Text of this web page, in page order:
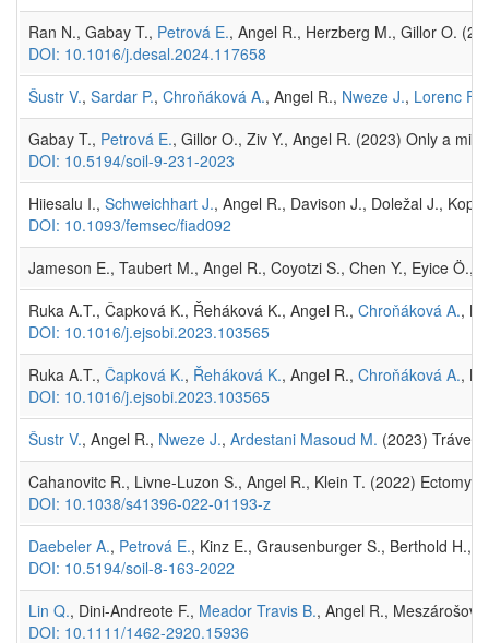
Ran N., Gabay T., Petrová E., Angel R., Herzberg M., Gillor O.
DOI: 10.1016/j.desal.2024.117658
Šustr V., Sardar P., Chroňáková A., Angel R., Nweze J., Lorenc F.
Gabay T., Petrová E., Gillor O., Ziv Y., Angel R. (2023) Only a
DOI: 10.5194/soil-9-231-2023
Hiiesalu I., Schweichhart J., Angel R., Davison J., Doležal J.,
DOI: 10.1093/femsec/fiad092
Jameson E., Taubert M., Angel R., Coyotzi S., Chen Y., Eyice
Ruka A.T., Čapková K., Řeháková K., Angel R., Chroňáková A.,
DOI: 10.1016/j.ejsobi.2023.103565
Ruka A.T., Čapková K., Řeháková K., Angel R., Chroňáková A.,
DOI: 10.1016/j.ejsobi.2023.103565
Šustr V., Angel R., Nweze J., Ardestani Masoud M. (2023)
Cahanovitc R., Livne-Luzon S., Angel R., Klein T. (2022)
DOI: 10.1038/s41396-022-01193-z
Daebeler A., Petrová E., Kinz E., Grausenburger S., Berthold H.,
DOI: 10.5194/soil-8-163-2022
Lin Q., Dini-Andreote F., Meador Travis B., Angel R.,
DOI: 10.1111/1462-2920.15936